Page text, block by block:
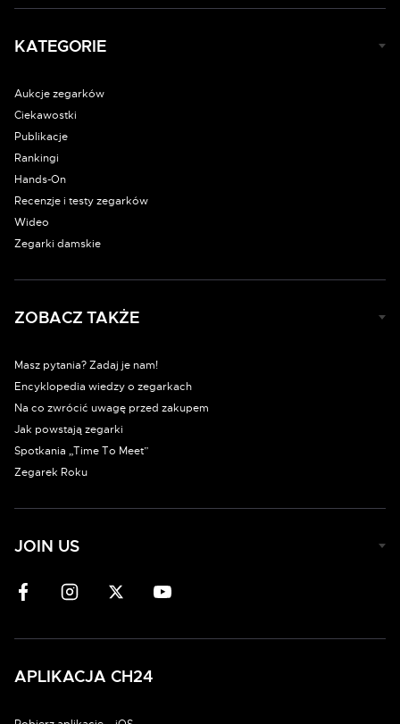
KATEGORIE
Aukcje zegarków
Ciekawostki
Publikacje
Rankingi
Hands-On
Recenzje i testy zegarków
Wideo
Zegarki damskie
ZOBACZ TAKŻE
Masz pytania? Zadaj je nam!
Encyklopedia wiedzy o zegarkach
Na co zwrócić uwagę przed zakupem
Jak powstają zegarki
Spotkania „Time To Meet”
Zegarek Roku
JOIN US
APLIKACJA CH24